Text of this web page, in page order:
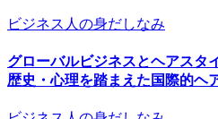
ビジネス人の身だしなみ
グローバルビジネスとヘアス
歴史・心理を踏まえた国際的ヘ